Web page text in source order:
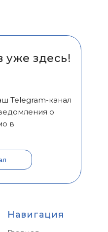
Telegram-канал
о
в
уже здесь!
Навигация